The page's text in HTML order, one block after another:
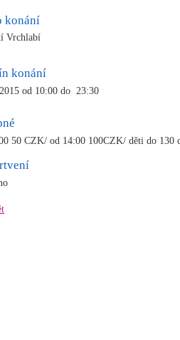
konání
Vrchlabí
konání
od 10:00 do 23:30
50 CZK/ od 14:00 100CZK/ děti do 130